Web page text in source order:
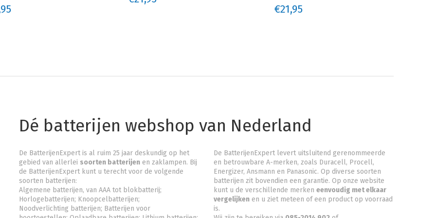
€21,95
Dé batterijen webshop van Nederland
De BatterijenExpert is al ruim 25 jaar deskundig op het
gebied van allerlei soorten batterijenen zaklampen. Bij
de BatterijenExpert kunt u terecht voor de volgende
soorten batterijen:
Algemene batterijen, van AAA tot blokbatterij;
Horlogebatterijen; Knoopcelbatterijen;
Noodverlichting batterijen; Batterijen voor
De BatterijenExpert levert uitsluitend gerenommeerde
en betrouwbare A-merken, zoals Duracell, Procell,
Energizer, Ansmann en Panasonic. Op diverse soorten
batterijen zit bovendien een garantie. Op onze website
kunt u de verschillende merken eenvoudig met elkaar
vergelijkenen u ziet meteen of een product op voorraad
is.